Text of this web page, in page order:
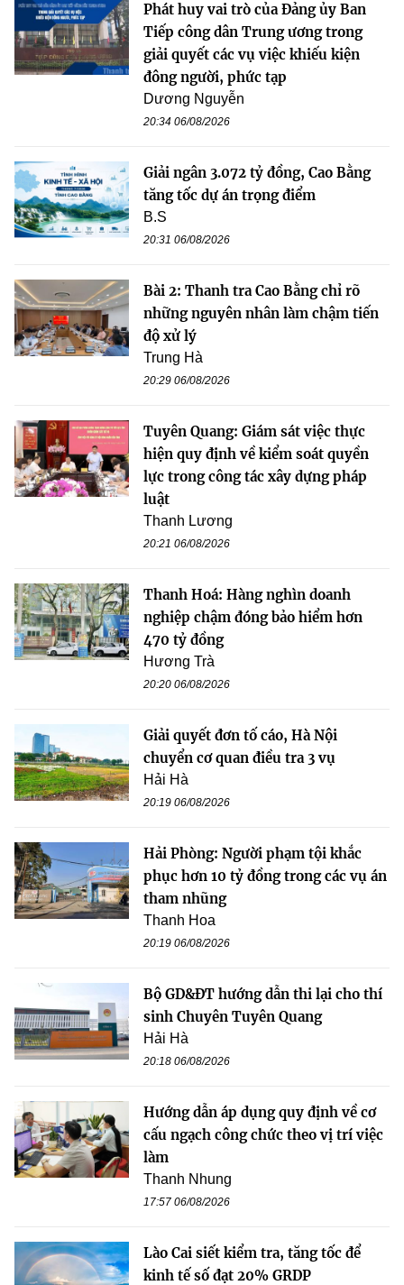
Phát huy vai trò của Đảng ủy Ban
Tiếp công dân Trung ương trong
giải quyết các vụ việc khiếu kiện
đông người, phức tạp
Dương Nguyễn
20:34 06/08/2026
Giải ngân 3.072 tỷ đồng, Cao Bằng
tăng tốc dự án trọng điểm
B.S
20:31 06/08/2026
Bài 2: Thanh tra Cao Bằng chỉ rõ
những nguyên nhân làm chậm tiến
độ xử lý
Trung Hà
20:29 06/08/2026
Tuyên Quang: Giám sát việc thực
hiện quy định về kiểm soát quyền
lực trong công tác xây dựng pháp
luật
Thanh Lương
20:21 06/08/2026
Thanh Hoá: Hàng nghìn doanh
nghiệp chậm đóng bảo hiểm hơn
470 tỷ đồng
Hương Trà
20:20 06/08/2026
Giải quyết đơn tố cáo, Hà Nội
chuyển cơ quan điều tra 3 vụ
Hải Hà
20:19 06/08/2026
Hải Phòng: Người phạm tội khắc
phục hơn 10 tỷ đồng trong các vụ án
tham nhũng
Thanh Hoa
20:19 06/08/2026
Bộ GD&ĐT hướng dẫn thi lại cho thí
sinh Chuyên Tuyên Quang
Hải Hà
20:18 06/08/2026
Hướng dẫn áp dụng quy định về cơ
cấu ngạch công chức theo vị trí việc
làm
Thanh Nhung
17:57 06/08/2026
Lào Cai siết kiểm tra, tăng tốc để
kinh tế số đạt 20% GRDP